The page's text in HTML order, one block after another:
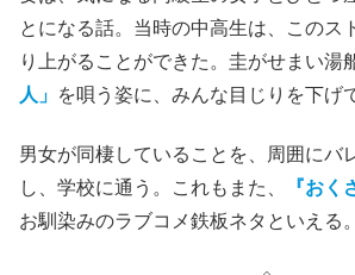
とになる話。当時の中高生は、このス
り上がることができた。圭がせまい湯
人」 を唄う姿に、みんな目じりを下げ
男女が同棲していることを、周囲にバ
し、学校に通う。これもまた、
『おく
お馴染みのラブコメ鉄板ネタといえる。